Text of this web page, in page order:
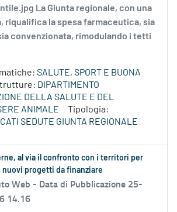
La Giunta regionale, con una
riqualifica la spesa farmaceutica, sia
convenzionata, rimodulando i tetti
SALUTE, SPORT E BUONA
DIPARTIMENTO
DELLA SALUTE E DEL
ANIMALE
Tipologia:
SEDUTE GIUNTA REGIONALE
al via il confronto con i territori per
progetti da finanziare
Web - Data di Pubblicazione 25-
14.16